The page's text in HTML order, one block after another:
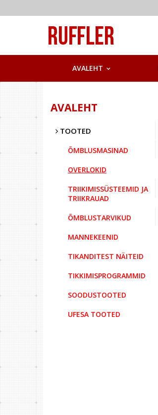
AVALEHT
AVALEHT
TOOTED
ÕMBLUSMASINAD
OVERLOKID
TRIIKIMISSÜSTEEMID JA
TRIIKRAUAD
ÕMBLUSTARVIKUD
MANNEKEENID
TIKANDITEST NÄITEID
TIKKIMISPROGRAMMID
SOODUSTOOTED
UFESA TOOTED